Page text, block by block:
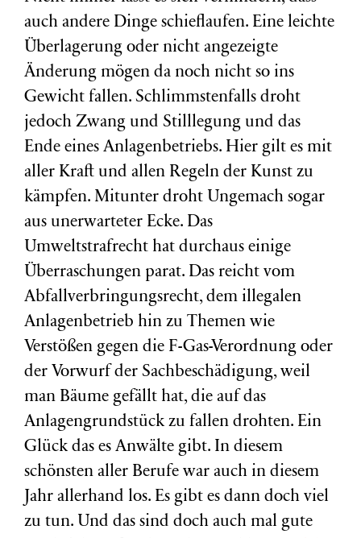
auch andere Dinge schieflaufen. Eine leichte
Überlagerung oder nicht angezeigte
Änderung mögen da noch nicht so ins
Gewicht fallen. Schlimmstenfalls droht
jedoch Zwang und Stilllegung und das
Ende eines Anlagenbetriebs. Hier gilt es mit
aller Kraft und allen Regeln der Kunst zu
kämpfen. Mitunter droht Ungemach sogar
aus unerwarteter Ecke. Das
Umweltstrafrecht hat durchaus einige
Überraschungen parat. Das reicht vom
Abfallverbringungsrecht, dem illegalen
Anlagenbetrieb hin zu Themen wie
Verstößen gegen die F-Gas-Verordnung oder
der Vorwurf der Sachbeschädigung, weil
man Bäume gefällt hat, die auf das
Anlagengrundstück zu fallen drohten. Ein
Glück das es Anwälte gibt. In diesem
schönsten aller Berufe war auch in diesem
Jahr allerhand los. Es gibt es dann doch viel
zu tun. Und das sind doch auch mal gute